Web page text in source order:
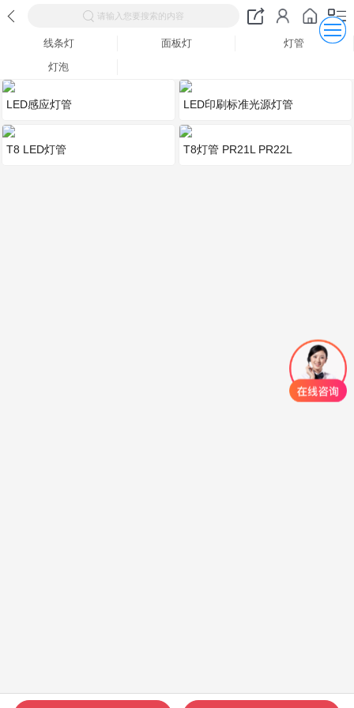
请输入您要搜索的内容
线条灯 面板灯
灯管
灯泡
LED感应灯管
T8 LED灯管
LED印刷标准光源灯管
T8灯管 PR21L PR22L